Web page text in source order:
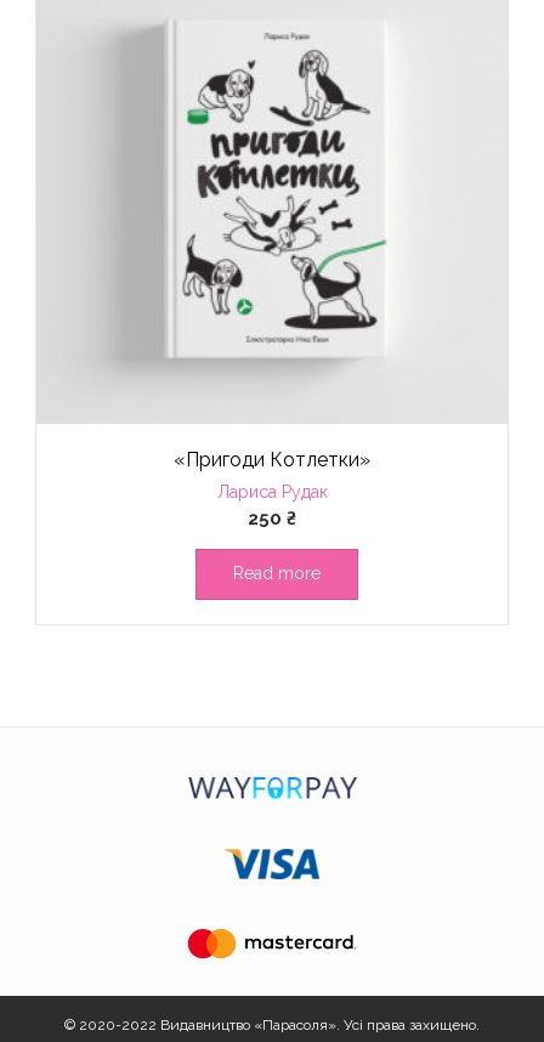
«Пригоди Котлетки»
Лариса Рудак
250 ₴
Read more
© 2020-2022 Видавництво «Парасоля». Усі права захищено.